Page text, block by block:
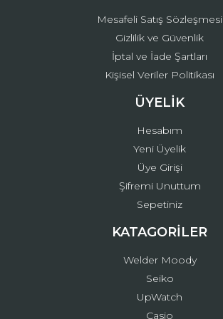
Mesafeli Satış Sözleşmesi
Gizlilik ve Güvenlik
İptal ve İade Şartları
Kişisel Veriler Politikası
ÜYELİK
Hesabım
Yeni Üyelik
Üye Girişi
Şifremi Unuttum
Sepetiniz
KATAGORİLER
Welder Moody
Seiko
UpWatch
Casio